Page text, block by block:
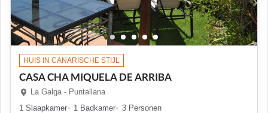
HUIS IN CANARISCHE STIJL
CASA CHA MIQUELA DE ARRIBA
La Galga - Puntallana
1 Slaapkamer
1 Badkamer
3 Personen